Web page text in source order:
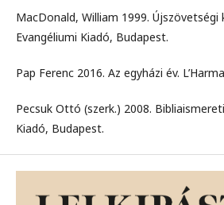
MacDonald, William 1999. Újszövetségi
Evangéliumi Kiadó, Budapest.
Pap Ferenc 2016. Az egyházi év.
Pecsuk Ottó (szerk.) 2008.
Kiadó, Budapest.